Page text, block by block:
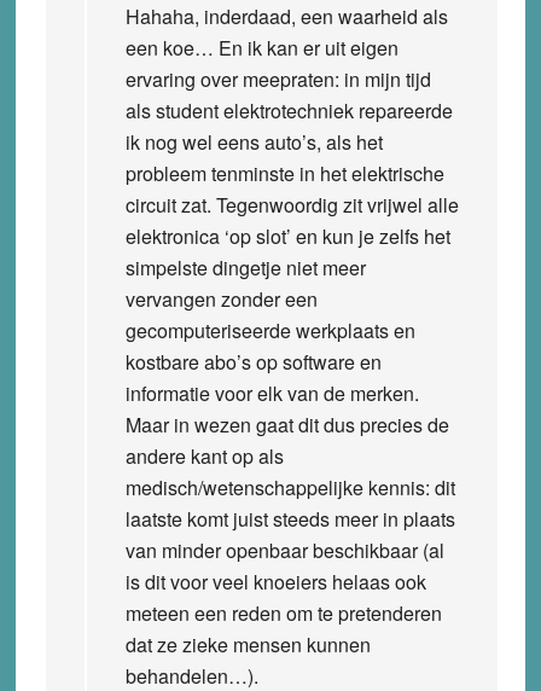
Hahaha, inderdaad, een waarheid als
een koe… En ik kan er uit eigen
ervaring over meepraten: in mijn tijd
als student elektrotechniek repareerde
ik nog wel eens auto’s, als het
probleem tenminste in het elektrische
circuit zat. Tegenwoordig zit vrijwel alle
elektronica ‘op slot’ en kun je zelfs het
simpelste dingetje niet meer
vervangen zonder een
gecomputeriseerde werkplaats en
kostbare abo’s op software en
informatie voor elk van de merken.
Maar in wezen gaat dit dus precies de
andere kant op als
medisch/wetenschappelijke kennis: dit
laatste komt juist steeds meer in plaats
van minder openbaar beschikbaar (al
is dit voor veel knoeiers helaas ook
meteen een reden om te pretenderen
dat ze zieke mensen kunnen
behandelen…).